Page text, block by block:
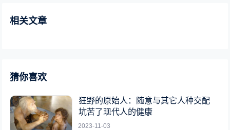
相关文章
猜你喜欢
狂野的原始人：随意与其它人种交配
坑苦了现代人的健康
2023-11-03